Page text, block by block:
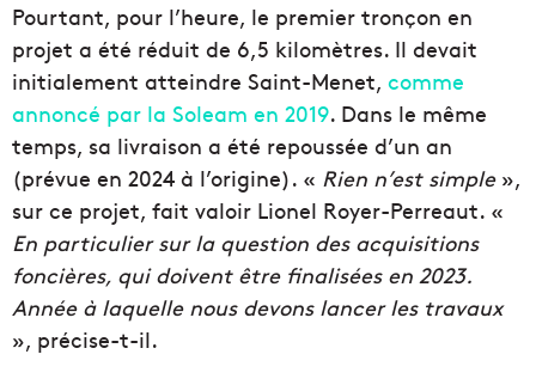
Pourtant, pour l’heure, le premier tronçon en
projet a été réduit de 6,5 kilomètres. Il devait
initialement atteindre Saint-Menet, comme
annoncé par la Soleam en 2019. Dans le même
temps, sa livraison a été repoussée d’un an
(prévue en 2024 à l’origine). « Rien n’est simple»,
sur ce projet, fait valoir Lionel Royer-Perreaut. «
En particulier sur la question des acquisitions
foncières, qui doivent être finalisées en 2023.
Année à laquelle nous devons lancer les travaux
», précise-t-il.